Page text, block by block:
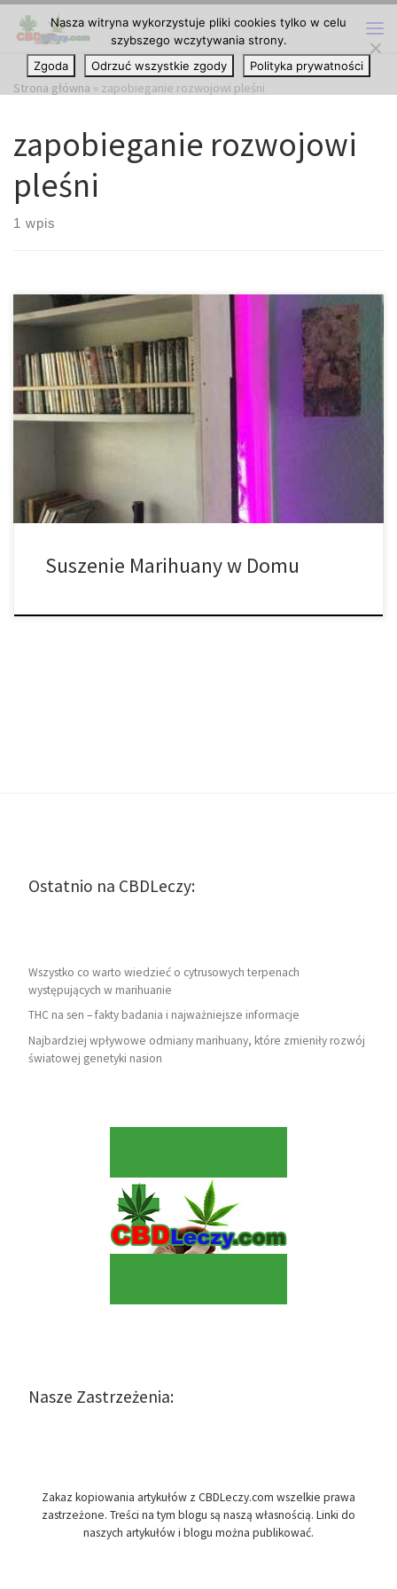
Przejdź do treści
Strona główna » zapobieganie rozwojowi pleśni
zapobieganie rozwojowi
pleśni
1 wpis
Suszenie i konserwacja marihuany w domu. Prawidłowe suszenie i
utwardzanie marihuany jest niezbędne do ogólnego
doświadczenia uprawy. Suszenie usuwa wilgoć, pomaga
wydłużyć okres przydatności pąków i zapobiega rozwojowi
pleśni. Utwardzanie podkreśla profil smakowy pąków i rozkłada
chlorofil, umożliwiając łagodniejszy dym. Chociaż suszenie i
utwardzanie marihuany jest trudne do opanowania przy […]
Suszenie Marihuany w Domu
Ostatnio na CBDLeczy:
Wszystko co warto wiedzieć o cytrusowych terpenach
występujących w marihuanie
THC na sen – fakty badania i najważniejsze informacje
Najbardziej wpływowe odmiany marihuany, które zmieniły rozwój
światowej genetyki nasion
Nasze Zastrzeżenia:
Zakaz kopiowania artykułów z CBDLeczy.com wszelkie prawa
zastrzeżone. Treści na tym blogu są naszą własnością. Linki do
naszych artykułów i blogu można publikować.
Nasza witryna wykorzystuje pliki cookies tylko w celu
szybszego wczytywania strony.
Zgoda
Odrzuć wszystkie zgody Polityka prywatności